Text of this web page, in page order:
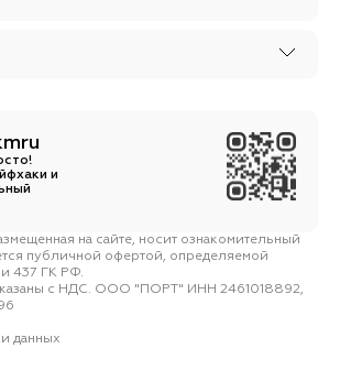
на сайте, носит ознакомительный
публичной офертой, определяемой
437 ГК РФ.
с НДС. ООО "ПОРТ" ИНН 2461018892,
данных
и